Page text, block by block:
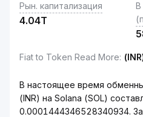
Рын. капитализация
4.04T
В
Fiat to Token Read More:
В настоящее время
(INR) на Solana (SOL)
0.0001444346528340934.